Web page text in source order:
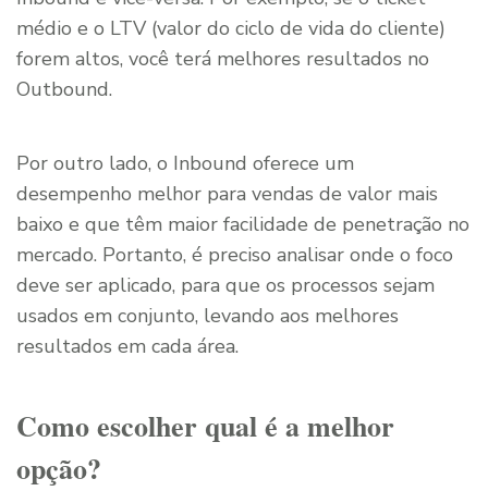
médio e o LTV (valor do ciclo de vida do cliente)
forem altos, você terá melhores resultados no
Outbound.
Por outro lado, o Inbound oferece um
desempenho melhor para vendas de valor mais
baixo e que têm maior facilidade de penetração no
mercado. Portanto, é preciso analisar onde o foco
deve ser aplicado, para que os processos sejam
usados em conjunto, levando aos melhores
resultados em cada área.
Como escolher qual é a melhor
opção?